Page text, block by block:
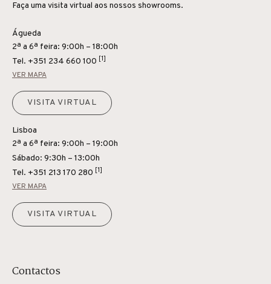
Faça uma visita virtual aos nossos showrooms.
Águeda
2ª a 6ª feira: 9:00h – 18:00h
Tel. +351 234 660 100 [1]
VER MAPA
VISITA VIRTUAL
Lisboa
2ª a 6ª feira: 9:00h – 19:00h
Sábado: 9:30h – 13:00h
Tel. +351 213 170 280 [1]
VER MAPA
VISITA VIRTUAL
Contactos